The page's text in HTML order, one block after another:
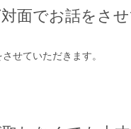
面でお話をさ
せていただきます。